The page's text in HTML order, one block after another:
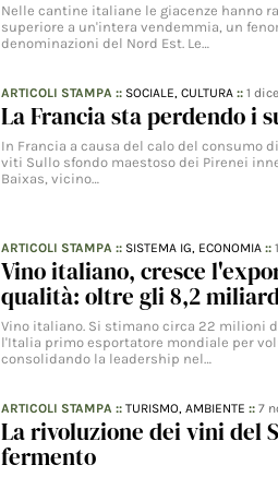
Nelle cantine italiane le giacenze hanno
superiore a un'intera vendemmia, un
denominazioni del Nord Est. Le…
ARTICOLI STAMPA :: SOCIALE,CULTURA ::1
La Francia sta perdendo i
In Francia a causa del calo del consumo
viti Sullo sfondo maestoso dei Pirenei
Baixas, vicino…
ARTICOLI STAMPA :: SISTEMA IG, ECONOMIA ::
Vino italiano, cresce
qualità: oltre gli 8,2
Vino italiano. Si stimano circa 22 milioni
l'Italia primo esportatore mondiale per
consolidando la leadership nel…
ARTICOLI STAMPA ::TURISMO,AMBIENTE ::7
La rivoluzione dei vini del
fermento